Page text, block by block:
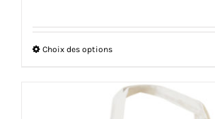
Choix des optionsCe
plusieurs
variations.